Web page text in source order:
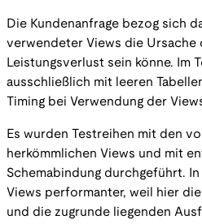
Die Kundenanfrage bezog sich
verwendeter Views die Ursache
Leistungsverlust sein könne. Im
ausschließlich mit leeren
Timing bei Verwendung der
Es wurden Testreihen mit den
herkömmlichen Views und mit
Schemabindung durchgeführt.
Views performanter, weil hier
und die zugrunde liegenden